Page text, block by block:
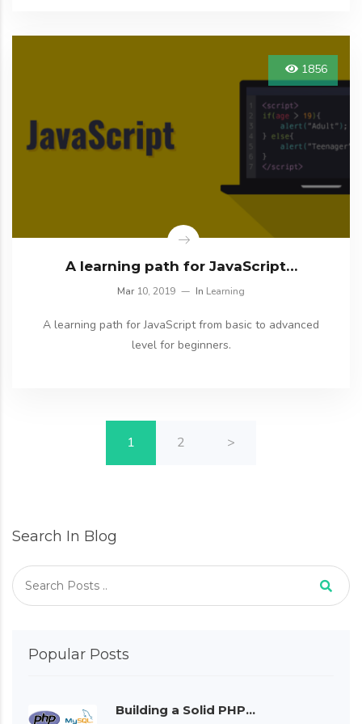
1856
A learning path for JavaScript…
Mar10, 2019 In Learning
A learning path for JavaScript from basic to advanced
level for beginners.
1 2 >
Search In Blog
Popular Posts
Building a Solid PHP…